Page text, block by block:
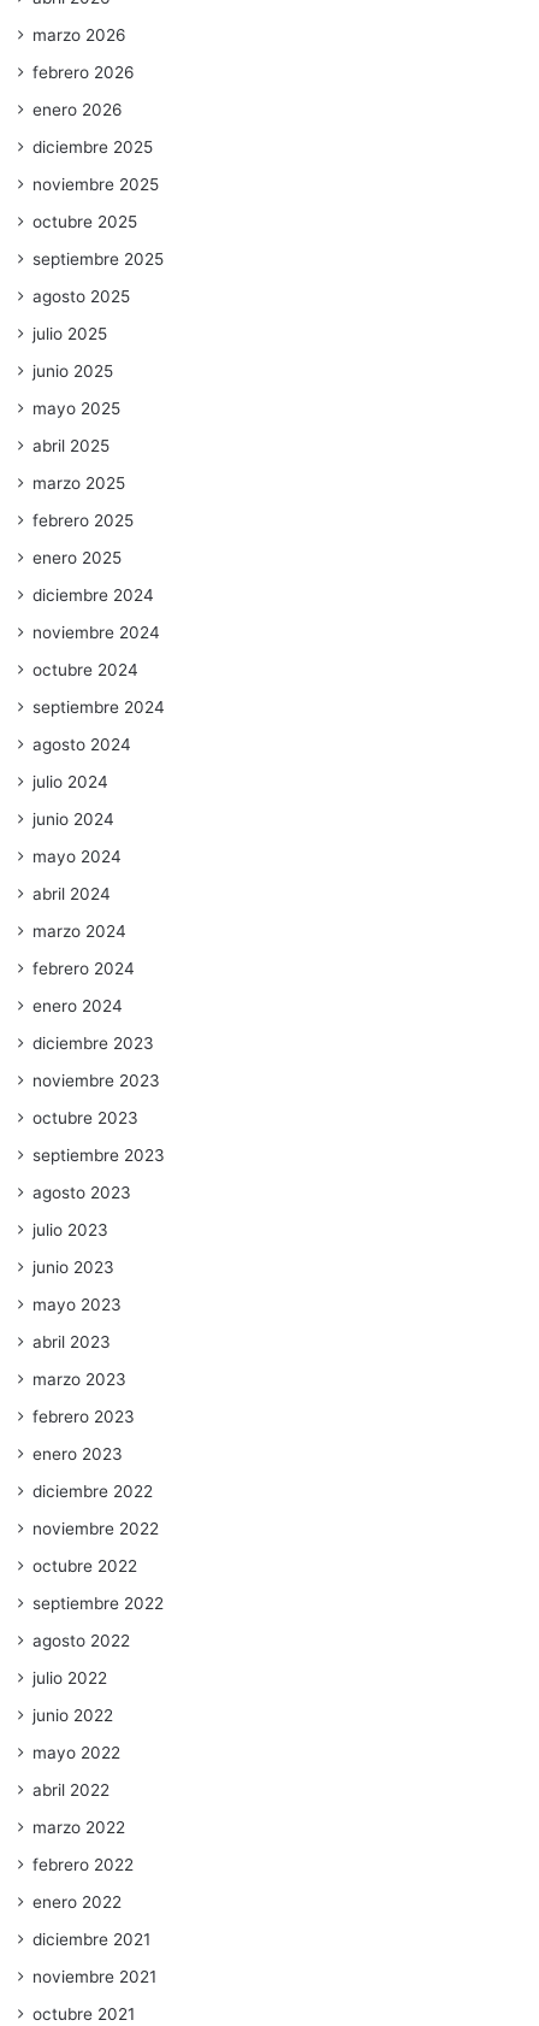
marzo 2026
febrero 2026
enero 2026
diciembre 2025
noviembre 2025
octubre 2025
septiembre 2025
agosto 2025
julio 2025
junio 2025
mayo 2025
abril 2025
marzo 2025
febrero 2025
enero 2025
diciembre 2024
noviembre 2024
octubre 2024
septiembre 2024
agosto 2024
julio 2024
junio 2024
mayo 2024
abril 2024
marzo 2024
febrero 2024
enero 2024
diciembre 2023
noviembre 2023
octubre 2023
septiembre 2023
agosto 2023
julio 2023
junio 2023
mayo 2023
abril 2023
marzo 2023
febrero 2023
enero 2023
diciembre 2022
noviembre 2022
octubre 2022
septiembre 2022
agosto 2022
julio 2022
junio 2022
mayo 2022
abril 2022
marzo 2022
febrero 2022
enero 2022
diciembre 2021
noviembre 2021
octubre 2021